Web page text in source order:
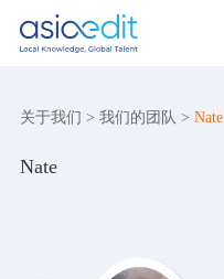
关于我们 > 我们的团队 > Nate
Nate